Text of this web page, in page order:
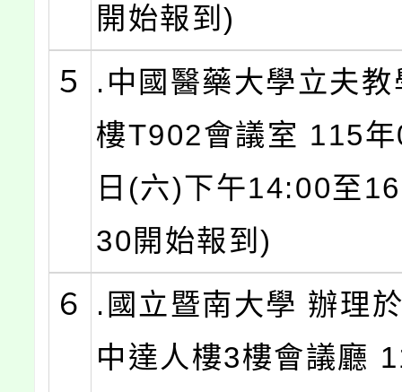
開始報到)
５
.中國醫藥大學立夫
樓T902會議室 115
日(六)下午14:00至
30開始報到)
６
.國立暨南大學 辦理
中達人樓3樓會議廳